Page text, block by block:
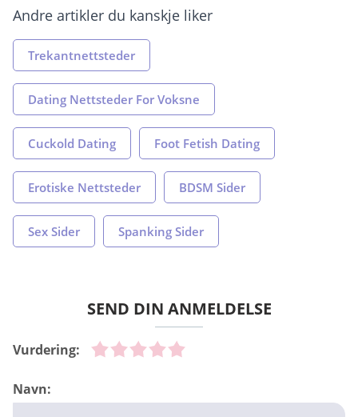
Andre artikler du kanskje liker
Trekantnettsteder
Dating Nettsteder For Voksne
Cuckold Dating Foot Fetish Dating
Erotiske Nettsteder BDSM Sider
Sex Sider Spanking Sider
SEND DIN ANMELDELSE
Vurdering:
Navn: